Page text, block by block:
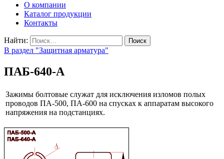
О компании
Каталог продукции
Контакты
Найти:
В раздел "Защитная арматура"
ПАБ-640-А
Зажимы болтовые служат для исключения изломов полых
проводов ПА-500, ПА-600 на спусках к аппаратам высокого
напряжения на подстанциях.